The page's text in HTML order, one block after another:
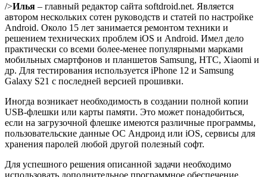
/>Илья – главный редактор сайта softdroid.net. Является
автором нескольких сотен руководств и статей по настройке
Android. Около 15 лет занимается ремонтом техники и
решением технических проблем iOS и Android. Имел дело
практически со всеми более-менее популярными марками
мобильных смартфонов и планшетов Samsung, HTC, Xiaomi и
др. Для тестирования используется iPhone 12 и Samsung
Galaxy S21 с последней версией прошивки.
Иногда возникает необходимость в создании полной копии
USB-флешки или карты памяти. Это может понадобиться,
если на загрузочной флешке имеются различные программы,
пользовательские данные ОС Андроид или iOS, сервисы для
хранения паролей любой другой полезный софт.
Для успешного решения описанной задачи необходимо
использовать дополнительное программное обеспечение,